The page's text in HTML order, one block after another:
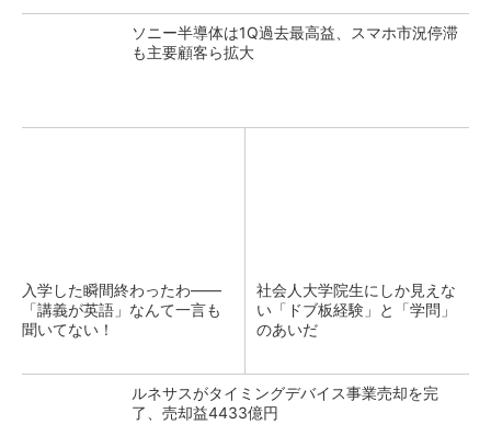
ソニー半導体は1Q過去最高益、スマホ市況停滞
も主要顧客ら拡大
入学した瞬間終わったわ――
「講義が英語」なんて一言も
聞いてない！
社会人大学院生にしか見えな
い「ドブ板経験」と「学問」
のあいだ
ルネサスがタイミングデバイス事業売却を完
了、売却益4433億円